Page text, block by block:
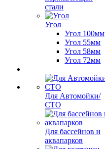
стали
Угол
Угол 100мм
Угол 55мм
Угол 58мм
Угол 72мм
Для Автомойки/
СТО
Для бассейнов и
аквапарков